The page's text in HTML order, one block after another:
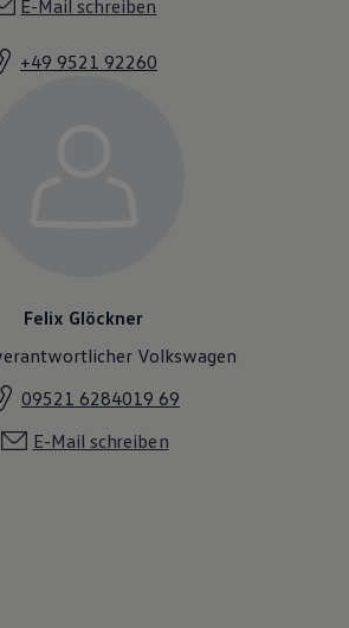
E-Mail schreiben
+49 9521 92260
Felix Glöckner
Volkswagen
09521 6284019 69
E-Mail schreiben